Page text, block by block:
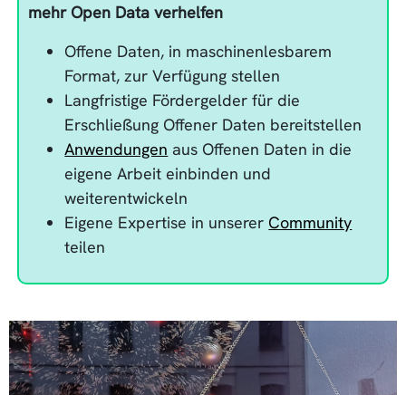
mehr Open Data verhelfen
Offene Daten, in maschinenlesbarem
Format, zur Verfügung stellen
Langfristige Fördergelder für die
Erschließung Offener Daten bereitstellen
Anwendungen aus Offenen Daten in die
eigene Arbeit einbinden und
weiterentwickeln
Eigene Expertise in unserer Community
teilen